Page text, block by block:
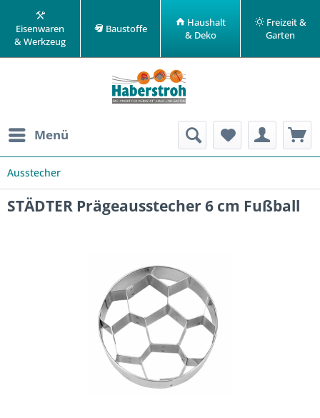
Eisenwaren
& Werkzeug
Baustoffe
Haushalt
& Deko
Freizeit &
Garten
Menü
Ausstecher
STÄDTER Prägeausstecher 6 cm Fußball